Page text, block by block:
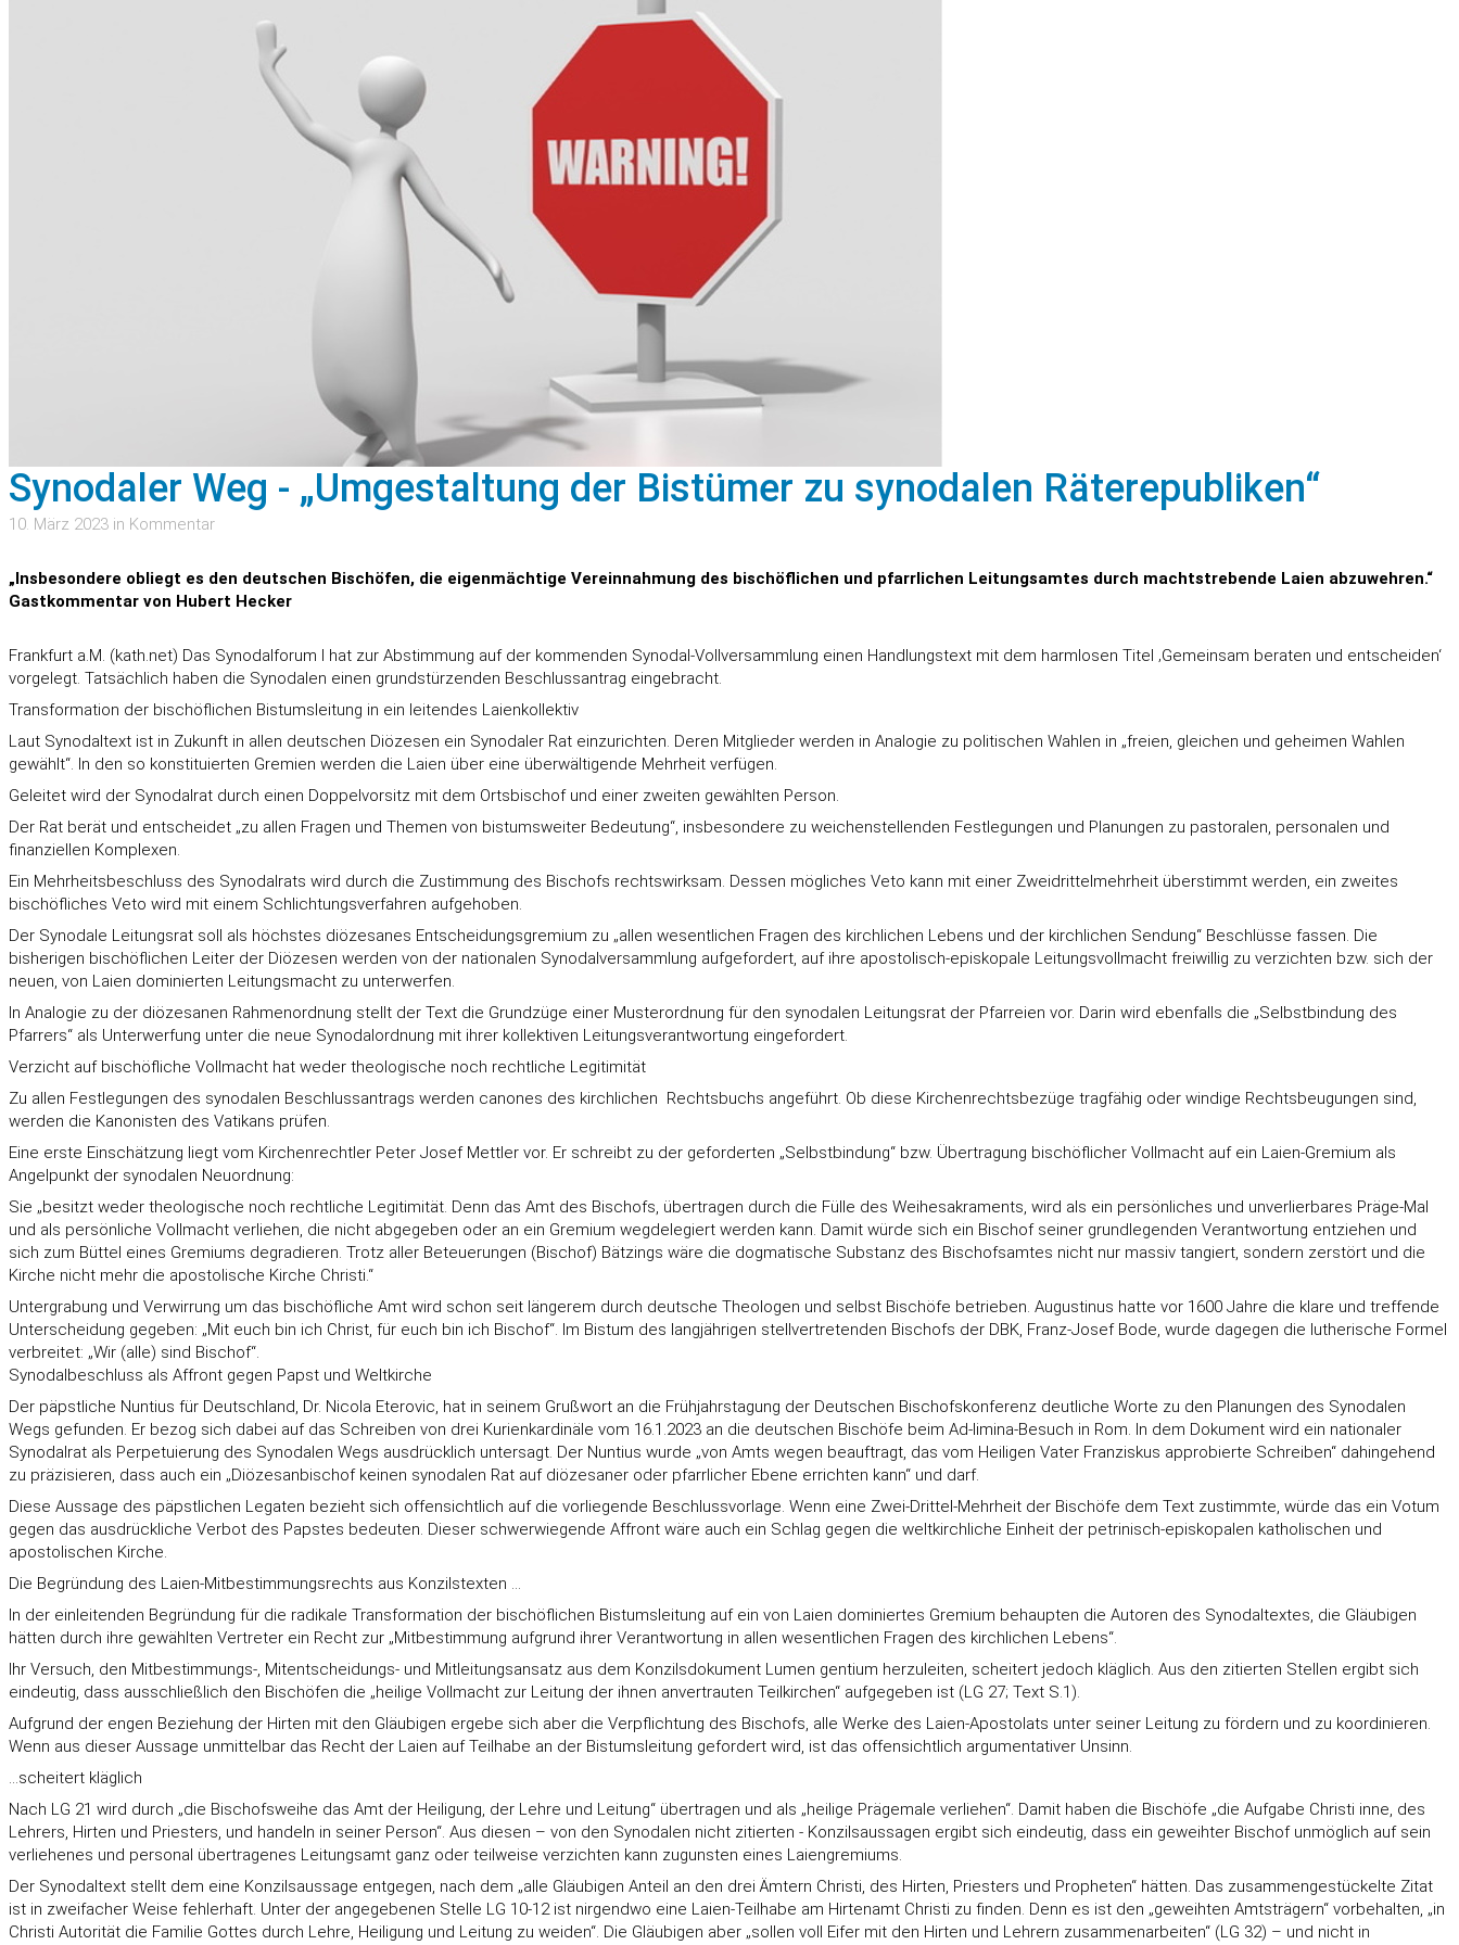
Synodaler Weg - „Umgestaltung der Bistümer zu synodalen Räterepubliken“
10. März 2023 in Kommentar
„Insbesondere obliegt es den deutschen Bischöfen, die eigenmächtige Vereinnahmung des bischöflichen und pfarrlichen Leitungsamtes durch machtstrebende Laien abzuwehren.“
Gastkommentar von Hubert Hecker
Frankfurt a.M. (kath.net) Das Synodalforum I hat zur Abstimmung auf der kommenden Synodal-Vollversammlung einen Handlungstext mit dem harmlosen Titel ‚Gemeinsam beraten und entscheiden‘
vorgelegt. Tatsächlich haben die Synodalen einen grundstürzenden Beschlussantrag eingebracht.
Transformation der bischöflichen Bistumsleitung in ein leitendes Laienkollektiv
Laut Synodaltext ist in Zukunft in allen deutschen Diözesen ein Synodaler Rat einzurichten. Deren Mitglieder werden in Analogie zu politischen Wahlen in „freien, gleichen und geheimen Wahlen
gewählt“. In den so konstituierten Gremien werden die Laien über eine überwältigende Mehrheit verfügen.
Geleitet wird der Synodalrat durch einen Doppelvorsitz mit dem Ortsbischof und einer zweiten gewählten Person.
Der Rat berät und entscheidet „zu allen Fragen und Themen von bistumsweiter Bedeutung“, insbesondere zu weichenstellenden Festlegungen und Planungen zu pastoralen, personalen und
finanziellen Komplexen.
Ein Mehrheitsbeschluss des Synodalrats wird durch die Zustimmung des Bischofs rechtswirksam. Dessen mögliches Veto kann mit einer Zweidrittelmehrheit überstimmt werden, ein zweites
bischöfliches Veto wird mit einem Schlichtungsverfahren aufgehoben.
Der Synodale Leitungsrat soll als höchstes diözesanes Entscheidungsgremium zu „allen wesentlichen Fragen des kirchlichen Lebens und der kirchlichen Sendung“ Beschlüsse fassen. Die
bisherigen bischöflichen Leiter der Diözesen werden von der nationalen Synodalversammlung aufgefordert, auf ihre apostolisch-episkopale Leitungsvollmacht freiwillig zu verzichten bzw. sich der
neuen, von Laien dominierten Leitungsmacht zu unterwerfen.
In Analogie zu der diözesanen Rahmenordnung stellt der Text die Grundzüge einer Musterordnung für den synodalen Leitungsrat der Pfarreien vor. Darin wird ebenfalls die „Selbstbindung des
Pfarrers“ als Unterwerfung unter die neue Synodalordnung mit ihrer kollektiven Leitungsverantwortung eingefordert.
Verzicht auf bischöfliche Vollmacht hat weder theologische noch rechtliche Legitimität
Zu allen Festlegungen des synodalen Beschlussantrags werden canones des kirchlichen Rechtsbuchs angeführt. Ob diese Kirchenrechtsbezüge tragfähig oder windige Rechtsbeugungen sind,
werden die Kanonisten des Vatikans prüfen.
Eine erste Einschätzung liegt vom Kirchenrechtler Peter Josef Mettler vor. Er schreibt zu der geforderten „Selbstbindung“ bzw. Übertragung bischöflicher Vollmacht auf ein Laien-Gremium als
Angelpunkt der synodalen Neuordnung:
Sie „besitzt weder theologische noch rechtliche Legitimität. Denn das Amt des Bischofs, übertragen durch die Fülle des Weihesakraments, wird als ein persönliches und unverlierbares Präge-Mal
und als persönliche Vollmacht verliehen, die nicht abgegeben oder an ein Gremium wegdelegiert werden kann. Damit würde sich ein Bischof seiner grundlegenden Verantwortung entziehen und
sich zum Büttel eines Gremiums degradieren. Trotz aller Beteuerungen (Bischof) Bätzings wäre die dogmatische Substanz des Bischofsamtes nicht nur massiv tangiert, sondern zerstört und die
Kirche nicht mehr die apostolische Kirche Christi.“
Untergrabung und Verwirrung um das bischöfliche Amt wird schon seit längerem durch deutsche Theologen und selbst Bischöfe betrieben. Augustinus hatte vor 1600 Jahre die klare und treffende
Unterscheidung gegeben: „Mit euch bin ich Christ, für euch bin ich Bischof“. Im Bistum des langjährigen stellvertretenden Bischofs der DBK, Franz-Josef Bode, wurde dagegen die lutherische Formel
verbreitet: „Wir (alle) sind Bischof“.
Synodalbeschluss als Affront gegen Papst und Weltkirche
Der päpstliche Nuntius für Deutschland, Dr. Nicola Eterovic, hat in seinem Grußwort an die Frühjahrstagung der Deutschen Bischofskonferenz deutliche Worte zu den Planungen des Synodalen
Wegs gefunden. Er bezog sich dabei auf das Schreiben von drei Kurienkardinäle vom 16.1.2023 an die deutschen Bischöfe beim Ad-limina-Besuch in Rom. In dem Dokument wird ein nationaler
Synodalrat als Perpetuierung des Synodalen Wegs ausdrücklich untersagt. Der Nuntius wurde „von Amts wegen beauftragt, das vom Heiligen Vater Franziskus approbierte Schreiben“ dahingehend
zu präzisieren, dass auch ein „Diözesanbischof keinen synodalen Rat auf diözesaner oder pfarrlicher Ebene errichten kann“ und darf.
Diese Aussage des päpstlichen Legaten bezieht sich offensichtlich auf die vorliegende Beschlussvorlage. Wenn eine Zwei-Drittel-Mehrheit der Bischöfe dem Text zustimmte, würde das ein Votum
gegen das ausdrückliche Verbot des Papstes bedeuten. Dieser schwerwiegende Affront wäre auch ein Schlag gegen die weltkirchliche Einheit der petrinisch-episkopalen katholischen und
apostolischen Kirche.
Die Begründung des Laien-Mitbestimmungsrechts aus Konzilstexten …
In der einleitenden Begründung für die radikale Transformation der bischöflichen Bistumsleitung auf ein von Laien dominiertes Gremium behaupten die Autoren des Synodaltextes, die Gläubigen
hätten durch ihre gewählten Vertreter ein Recht zur „Mitbestimmung aufgrund ihrer Verantwortung in allen wesentlichen Fragen des kirchlichen Lebens“.
Ihr Versuch, den Mitbestimmungs-, Mitentscheidungs- und Mitleitungsansatz aus dem Konzilsdokument Lumen gentium herzuleiten, scheitert jedoch kläglich. Aus den zitierten Stellen ergibt sich
eindeutig, dass ausschließlich den Bischöfen die „heilige Vollmacht zur Leitung der ihnen anvertrauten Teilkirchen“ aufgegeben ist (LG 27; Text S.1).
Aufgrund der engen Beziehung der Hirten mit den Gläubigen ergebe sich aber die Verpflichtung des Bischofs, alle Werke des Laien-Apostolats unter seiner Leitung zu fördern und zu koordinieren.
Wenn aus dieser Aussage unmittelbar das Recht der Laien auf Teilhabe an der Bistumsleitung gefordert wird, ist das offensichtlich argumentativer Unsinn.
…scheitert kläglich
Nach LG 21 wird durch „die Bischofsweihe das Amt der Heiligung, der Lehre und Leitung“ übertragen und als „heilige Prägemale verliehen“. Damit haben die Bischöfe „die Aufgabe Christi inne, des
Lehrers, Hirten und Priesters, und handeln in seiner Person“. Aus diesen – von den Synodalen nicht zitierten - Konzilsaussagen ergibt sich eindeutig, dass ein geweihter Bischof unmöglich auf sein
verliehenes und personal übertragenes Leitungsamt ganz oder teilweise verzichten kann zugunsten eines Laiengremiums.
Der Synodaltext stellt dem eine Konzilsaussage entgegen, nach dem „alle Gläubigen Anteil an den drei Ämtern Christi, des Hirten, Priesters und Propheten“ hätten. Das zusammengestückelte Zitat
ist in zweifacher Weise fehlerhaft. Unter der angegebenen Stelle LG 10-12 ist nirgendwo eine Laien-Teilhabe am Hirtenamt Christi zu finden. Denn es ist den „geweihten Amtsträgern“ vorbehalten, „in
Christi Autorität die Familie Gottes durch Lehre, Heiligung und Leitung zu weiden“. Die Gläubigen aber „sollen voll Eifer mit den Hirten und Lehrern zusammenarbeiten“ (LG 32) – und nicht in